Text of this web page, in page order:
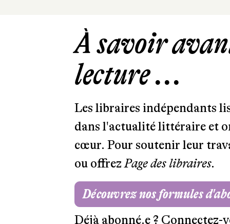
À savoir
lecture ...
Les libraires indépendants
dans l'actualité littéraire et
cœur. Pour soutenir leur
ou offrezPage des libraires.
Découvrez nos formules
Déjà abonné.e ? Connectez-